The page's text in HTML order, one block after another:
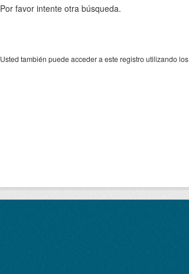
Por favor intente otra búsqueda.
Usted también puede acceder a este registro utilizando los